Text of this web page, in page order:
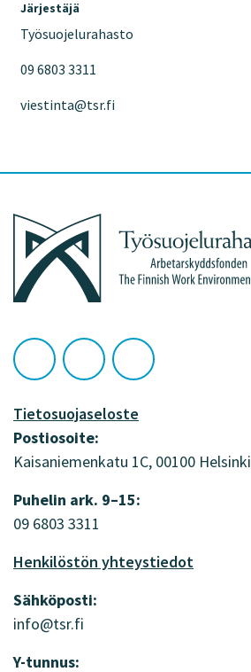
Järjestäjä
Työsuojelurahasto
09 6803 3311
viestinta@tsr.fi
Työsuojelurahasto
Seuraa
Työsuojelurahasto
Twitter
Seuraa
Työsuojelurahasto
YouTube
Seuraa
Työsuojelurahasto
Facebook
Tietosuojaseloste
Postiosoite:
Kaisaniemenkatu 1C, 00100 Helsinki
Puhelin ark. 9–15:
09 6803 3311
Henkilöstön yhteystiedot
Sähköposti:
info@tsr.fi
Y-tunnus: